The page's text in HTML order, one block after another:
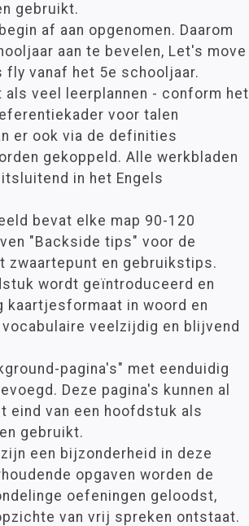
gebruikt.
af aan opgenomen. Daarom
aan te bevelen, Let's move
vanaf het 5e schooljaar.
als veel leerplannen - conform het
voor talen
er ook via de definities
gekoppeld. Alle werkbladen
in het Engels
bevat elke map 90-120
"Backside tips" voor de
zwaartepunt en gebruikstips.
wordt geïntroduceerd en
kaartjesformaat in woord en
veelzijdig en blijvend
pagina's" met eenduidig
Deze pagina's kunnen al
eind van een hoofdstuk als
gebruikt.
een bijzonderheid in deze
opgaven worden de
oefeningen geloodst,
van vrij spreken ontstaat.